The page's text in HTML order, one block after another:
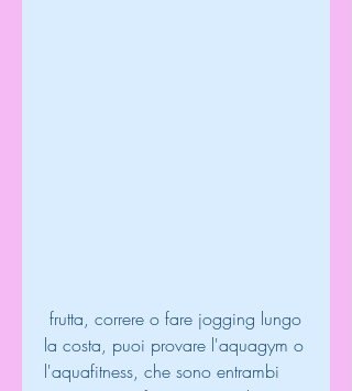
la costa, puoi provare l'aquagym o
l'aquafitness, che sono entrambi